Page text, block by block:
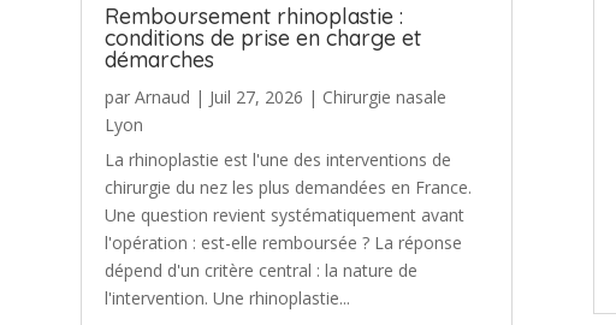
Remboursement rhinoplastie :
conditions de prise en charge et
démarches
parArnaud | Juil 27, 2026 | Chirurgie nasale
Lyon
La rhinoplastie est l'une des interventions de
chirurgie du nez les plus demandées en France.
Une question revient systématiquement avant
l'opération : est-elle remboursée ? La réponse
dépend d'un critère central : la nature de
l'intervention. Une rhinoplastie...